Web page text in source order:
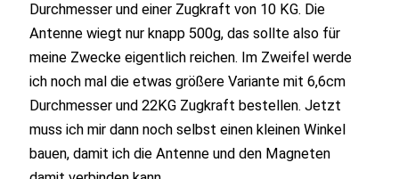
Durchmesser und einer Zugkraft von 10 KG. Die
Antenne wiegt nur knapp 500g, das sollte also für
meine Zwecke eigentlich reichen. Im Zweifel werde
ich noch mal die etwas größere Variante mit 6,6cm
Durchmesser und 22KG Zugkraft bestellen. Jetzt
muss ich mir dann noch selbst einen kleinen Winkel
bauen, damit ich die Antenne und den Magneten